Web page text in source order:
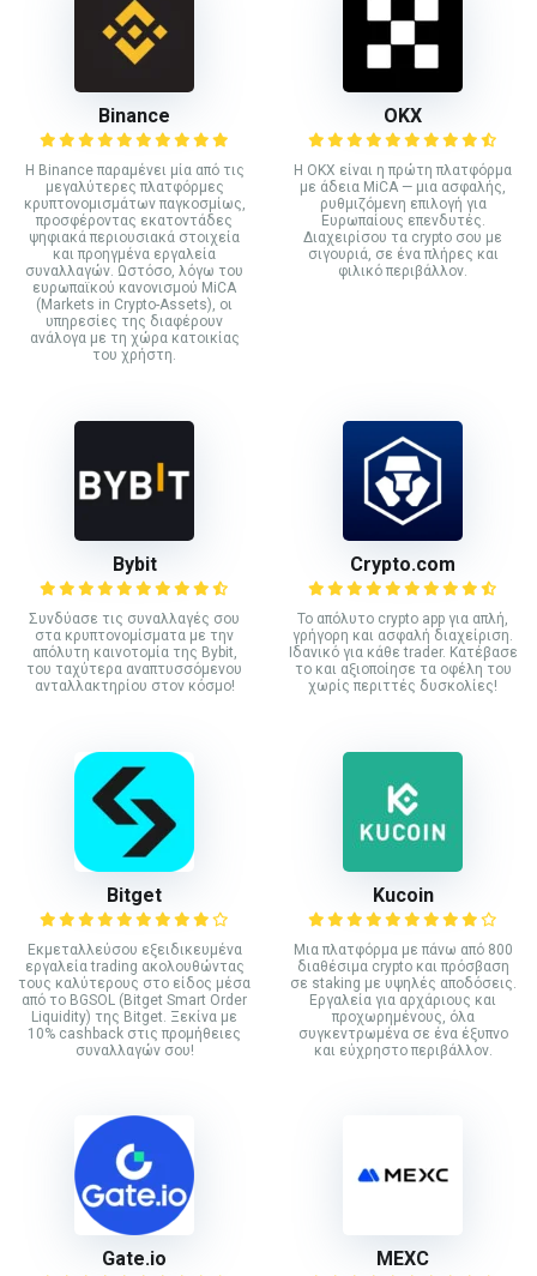
Binance
Η Binance παραμένει μία από τις
μεγαλύτερες πλατφόρμες
κρυπτονομισμάτων παγκοσμίως,
προσφέροντας εκατοντάδες
ψηφιακά περιουσιακά στοιχεία
και προηγμένα εργαλεία
συναλλαγών. Ωστόσο, λόγω του
ευρωπαϊκού κανονισμού MiCA
(Markets in Crypto-Assets), οι
υπηρεσίες της διαφέρουν
ανάλογα με τη χώρα κατοικίας
του χρήστη.
ΟΚΧ
Η OKX είναι η πρώτη πλατφόρμα
με άδεια MiCA — μια ασφαλής,
ρυθμιζόμενη επιλογή για
Ευρωπαίους επενδυτές.
Διαχειρίσου τα crypto σου με
σιγουριά, σε ένα πλήρες και
φιλικό περιβάλλον.
Bybit
Συνδύασε τις συναλλαγές σου
στα κρυπτονομίσματα με την
απόλυτη καινοτομία της Bybit,
του ταχύτερα αναπτυσσόμενου
ανταλλακτηρίου στον κόσμο!
Crypto.com
Το απόλυτο crypto app για απλή,
γρήγορη και ασφαλή διαχείριση.
Ιδανικό για κάθε trader. Κατέβασε
το και αξιοποίησε τα οφέλη του
χωρίς περιττές δυσκολίες!
Bitget
Εκμεταλλεύσου εξειδικευμένα
εργαλεία trading ακολουθώντας
τους καλύτερους στο είδος μέσα
από το BGSOL (Bitget Smart Order
Liquidity) της Bitget. Ξεκίνα με
10% cashback στις προμήθειες
συναλλαγών σου!
Kucoin
Mια πλατφόρμα με πάνω από 800
διαθέσιμα crypto και πρόσβαση
σε staking με υψηλές αποδόσεις.
Εργαλεία για αρχάριους και
προχωρημένους, όλα
συγκεντρωμένα σε ένα έξυπνο
και εύχρηστο περιβάλλον.
Gate.io MEXC